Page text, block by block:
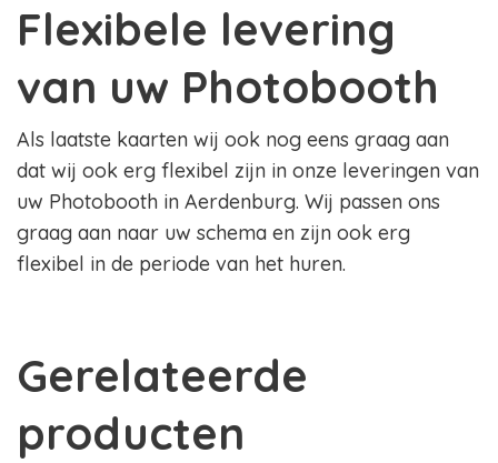
Flexibele levering
van uw Photobooth
Als laatste kaarten wij ook nog eens graag aan
dat wij ook erg flexibel zijn in onze leveringen van
uw Photobooth in Aerdenburg. Wij passen ons
graag aan naar uw schema en zijn ook erg
flexibel in de periode van het huren.
Gerelateerde
producten